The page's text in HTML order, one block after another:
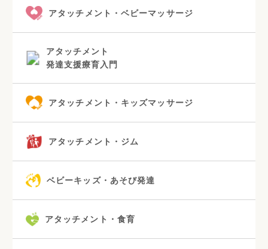
アタッチメント・ベビーマッサージ
アタッチメント
発達支援療育入門
アタッチメント・キッズマッサージ
アタッチメント・ジム
ベビーキッズ・あそび発達
アタッチメント・食育